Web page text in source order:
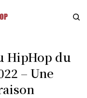
HipHop du
– Une